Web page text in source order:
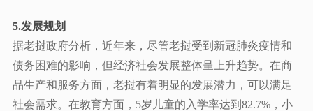
5.发展规划
据老挝政府分析，近年来，尽管老挝受到新冠肺炎疫情和
债务困难的影响，但经济社会发展整体呈上升趋势。在商
品生产和服务方面，老挝有着明显的发展潜力，可以满足
社会需求。在教育方面， 5岁儿童的入学率达到82.7%，小